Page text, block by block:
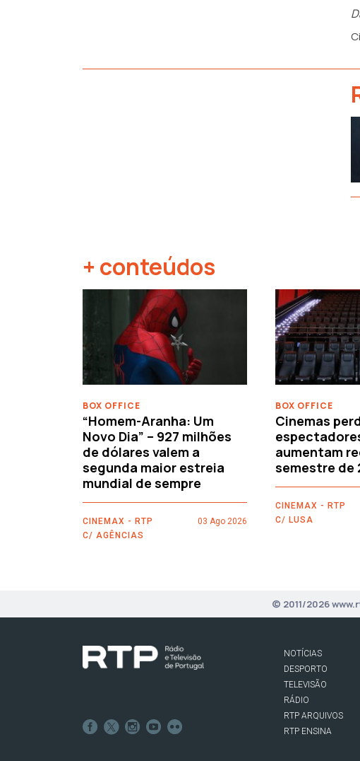
+ conteúdos
BOX OFFICE
“Homem-Aranha: Um
Novo Dia” – 927 milhões
de dólares valem a
segunda maior estreia
mundial de sempre
CINEMAX - RTP
C/ AGÊNCIAS
03 Ago 2026
BOX OFFICE
Cinemas
aumentam
semestre de
CINEMAX - RTP
C/ LUSA
© 2011/2026
NOTÍCIAS
DESPORTO
TELEVISÃO
RÁDIO
RTP ARQUIVOS
RTP ENSINA